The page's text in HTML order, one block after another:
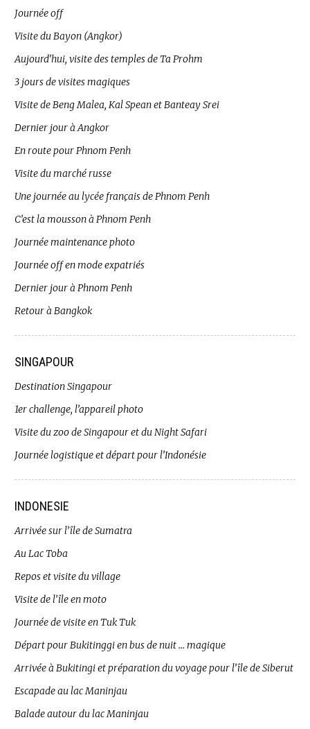
Journée off
Visite du Bayon (Angkor)
Aujourd’hui, visite des temples de Ta Prohm
3 jours de visites magiques
Visite de Beng Malea, Kal Spean et Banteay Srei
Dernier jour à Angkor
En route pour Phnom Penh
Visite du marché russe
Une journée au lycée français de Phnom Penh
C’est la mousson à Phnom Penh
Journée maintenance photo
Journée off en mode expatriés
Dernier jour à Phnom Penh
Retour à Bangkok
SINGAPOUR
Destination Singapour
1er challenge, l’appareil photo
Visite du zoo de Singapour et du Night Safari
Journée logistique et départ pour l’Indonésie
INDONESIE
Arrivée sur l’île de Sumatra
Au Lac Toba
Repos et visite du village
Visite de l’île en moto
Journée de visite en Tuk Tuk
Départ pour Bukitinggi en bus de nuit … magique
Arrivée à Bukitingi et préparation du voyage pour l’île de Siberut
Escapade au lac Maninjau
Balade autour du lac Maninjau